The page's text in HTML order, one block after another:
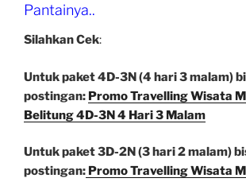
Pantainya..
Silahkan Cek:
Untuk paket 4D-3N (4 hari 3 malam)
postingan: Promo Travelling Wisata
Belitung 4D-3N 4 Hari 3 Malam
Untuk paket 3D-2N (3 hari 2 malam)
postingan: Promo Travelling Wisata